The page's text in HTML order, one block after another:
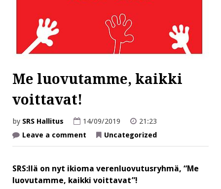
Me luovutamme, kaikki
voittavat!
by SRS Hallitus 14/09/2019
21:23
Leave a comment
Uncategorized
SRS:llä on nyt ikioma verenluovutusryhmä, “Me
luovutamme, kaikki voittavat”!